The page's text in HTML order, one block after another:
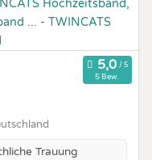
5 Bew.
Trauung